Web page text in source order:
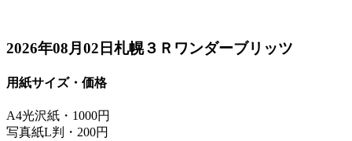
2026年08月02日札幌３Ｒワンダーブリッツ
用紙サイズ・価格
A4光沢紙・1000円
写真紙L判・200円